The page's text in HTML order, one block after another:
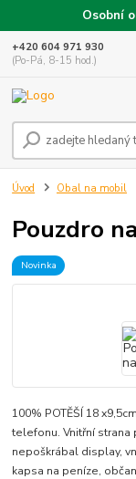
Osobní
+420 604 971 930
(Po-Pá, 8-15 hod.)
Úvod Obal na mobil
Pouzdro
Novinka
100% POTĚŠÍ 18
telefonu. Vnitřní strana
nepoškrábal display,
kapsa na peníze,